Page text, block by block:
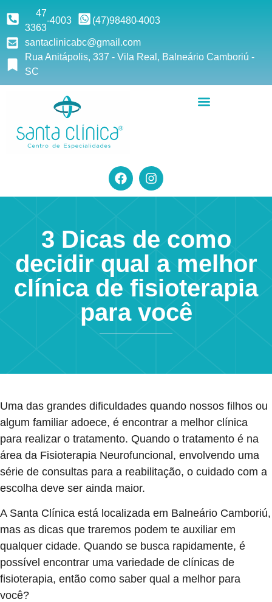
47
3363
-4003 (47)98480-4003
santaclinicabc@gmail.com
Rua Anitápolis, 337 - Vila Real, Balneário Camboriú -
SC
3 Dicas de como
decidir qual a melhor
clínica de fisioterapia
para você
Uma das grandes dificuldades quando nossos filhos ou
algum familiar adoece, é encontrar a melhor clínica
para realizar o tratamento. Quando o tratamento é na
área da Fisioterapia Neurofuncional, envolvendo uma
série de consultas para a reabilitação, o cuidado com a
escolha deve ser ainda maior.
A Santa Clínica está localizada em Balneário Camboriú,
mas as dicas que traremos podem te auxiliar em
qualquer cidade. Quando se busca rapidamente, é
possível encontrar uma variedade de clínicas de
fisioterapia, então como saber qual a melhor para
você?